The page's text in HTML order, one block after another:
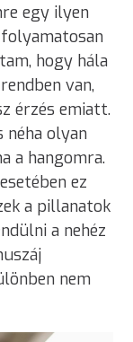
egy ilyen
hogy hála
van,
érzés emiatt.
néha olyan
a hangomra.
ez
a pillanatok
a nehéz
nem